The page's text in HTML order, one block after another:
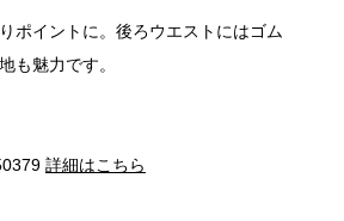
ポイントに。後ろウエストにはゴム
も魅力です。
詳細はこちら